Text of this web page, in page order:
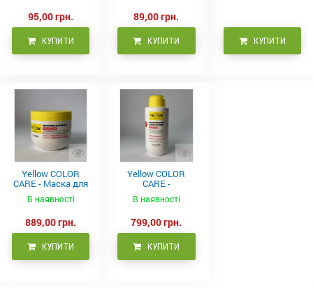
95,00 грн.
КУПИТИ
89,00 грн.
КУПИТИ КУПИТИ
Yellow COLOR
CARE - Маска для
фарбованого
волосся, 500 мл
В наявності
889,00 грн.
КУПИТИ
Yellow COLOR
CARE -
Кондиціонер для
фарбованого
В наявності
799,00 грн.
КУПИТИ